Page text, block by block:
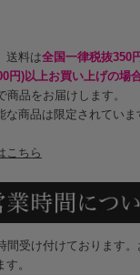
送料は全国一律税抜350
円)以上お買い上げの場
商品をお届けします。
な商品は限定されてい
こちら
間受け付けております
。